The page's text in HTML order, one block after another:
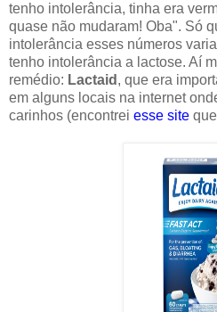
tenho intolerância, tinha era
quase não mudaram! Oba". Só
intolerância esses números
tenho intolerância a lactose. Aí
remédio: Lactaid , que era
em alguns locais na internet
carinhos (encontrei esse site